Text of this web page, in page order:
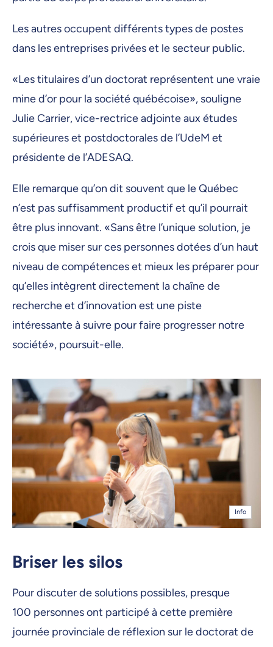
Les autres occupent différents types de postes
dans les entreprises privées et le secteur public.
«Les titulaires d’un doctorat représentent une vraie
mine d’or pour la société québécoise», souligne
Julie Carrier, vice-rectrice adjointe aux études
supérieures et postdoctorales de l’UdeM et
présidente de l’ADESAQ.
Elle remarque qu’on dit souvent que le Québec
n’est pas suffisamment productif et qu’il pourrait
être plus innovant. «Sans être l’unique solution, je
crois que miser sur ces personnes dotées d’un haut
niveau de compétences et mieux les préparer pour
qu’elles intègrent directement la chaîne de
recherche et d’innovation est une piste
intéressante à suivre pour faire progresser notre
société», poursuit-elle.
Info
Briser les silos
Pour discuter de solutions possibles, presque
100 personnes ont participé à cette première
journée provinciale de réflexion sur le doctorat de